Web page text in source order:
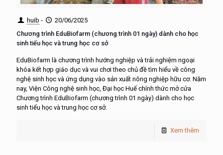
huib -
20/06/2025
Chương trình EduBiofarm (chương trình 01 ngày) dành cho học
sinh tiểu học và trung học cơ sở
EduBiofarm là chương trình hướng nghiệp và trải nghiệm ngoại
khóa kết hợp giáo dục và vui chơi theo chủ đề tìm hiểu về công
nghệ sinh học và ứng dụng vào sản xuất nông nghiệp hữu cơ. Năm
nay, Viện Công nghệ sinh học, Đại học Huế chính thức mở cửa
Chương trình EduBiofarm (chương trình 01 ngày) dành cho học
sinh tiểu học và trung học cơ sở.
Xem thêm